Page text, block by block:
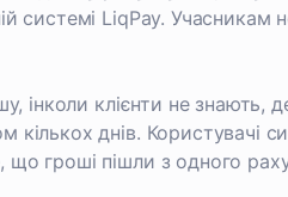
системі LiqPay. Учасникам
інколи клієнти не знають,
кількох днів. Користувачі
гроші пішли з одного